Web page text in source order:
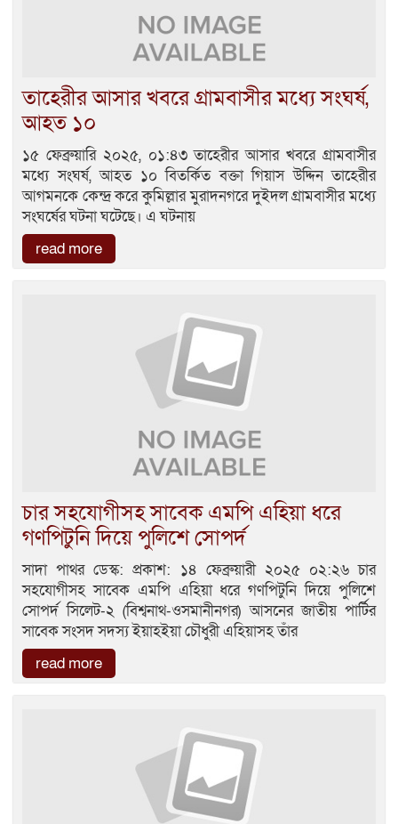
তাহেরীর আসার খবরে গ্রামবাসীর মধ্যে সংঘর্ষ,
আহত ১০
১৫ ফেব্রুয়ারি ২০২৫, ০১:৪৩ তাহেরীর আসার খবরে গ্রামবাসীর
মধ্যে সংঘর্ষ, আহত ১০ বিতর্কিত বক্তা গিয়াস উদ্দিন তাহেরীর
আগমনকে কেন্দ্র করে কুমিল্লার মুরাদনগরে দুইদল গ্রামবাসীর মধ্যে
সংঘর্ষের ঘটনা ঘটেছে। এ ঘটনায়
read more
চার সহযোগীসহ সাবেক এমপি এহিয়া ধরে
গণপিটুনি দিয়ে পুলিশে সোপর্দ
সাদা পাথর ডেস্ক: প্রকাশ: ১৪ ফেব্রুয়ারী ২০২৫ ০২:২৬ চার
সহযোগীসহ সাবেক এমপি এহিয়া ধরে গণপিটুনি দিয়ে পুলিশে
সোপর্দ সিলেট-২ (বিশ্বনাথ-ওসমানীনগর) আসনের জাতীয় পার্টির
সাবেক সংসদ সদস্য ইয়াহইয়া চৌধুরী এহিয়াসহ তাঁর
read more